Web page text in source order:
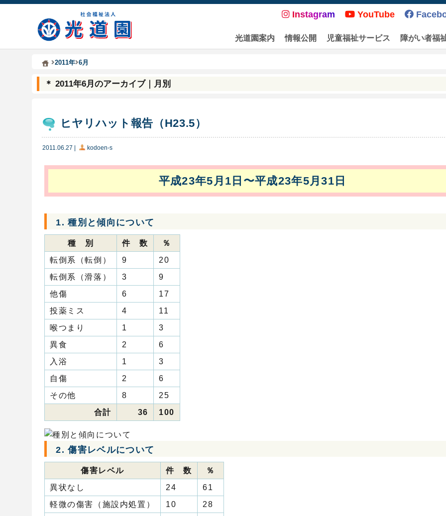
Instagram YouTube
光道園案内 情報公開 児童福祉サービス 障がい者福
Kodoen | Breadcrumbs list
社会福祉法人 光道園
2011年 6月
＊ 2011年6月のアーカイブ｜月別
ヒヤリハット報告（H23.5）
2011.06.27 kodoen-s
平成23年5月1日〜平成23年5月31日
1. 種別と傾向について
種 別 件 数
％
転倒系（転倒）
9
20
転倒系（滑落）
3
9
他傷
6
17
投薬ミス
4
11
喉つまり
1
3
異食
2
6
入浴
1
3
自傷
2
6
その他
8
25
合計
36 100
2. 傷害レベルについて
傷害レベル 件 数
％
異状なし
24
61
軽微の傷害（施設内処置）
10
28